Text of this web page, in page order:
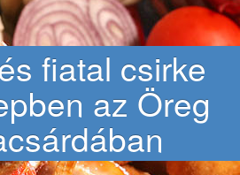
fiatal csirke
az Öreg